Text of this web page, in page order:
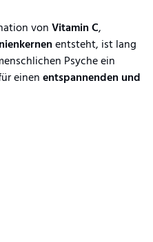
vonVitamin C,
entsteht, ist lang
Psyche ein
einenentspannenden und